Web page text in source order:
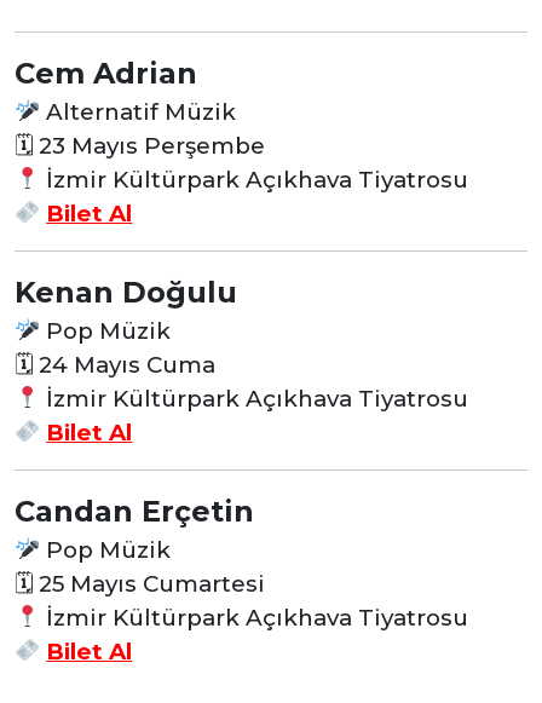
Cem Adrian
Alternatif Müzik
🗓 23 Mayıs Perşembe
İzmir Kültürpark Açıkhava Tiyatrosu
Bilet Al
Kenan Doğulu
Pop Müzik
🗓 24 Mayıs Cuma
İzmir Kültürpark Açıkhava Tiyatrosu
Bilet Al
Candan Erçetin
Pop Müzik
🗓 25 Mayıs Cumartesi
İzmir Kültürpark Açıkhava Tiyatrosu
Bilet Al